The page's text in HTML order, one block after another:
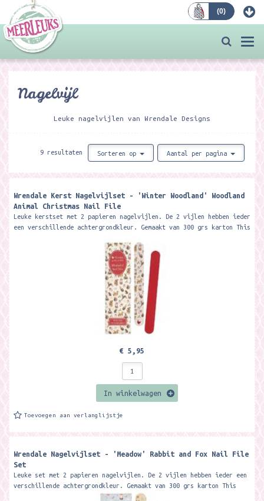
(0)
Nagelvijl
Leuke nagelvijlen van Wrendale Designs
9 resultaten Sorteren op Aantal per pagina
Wrendale Kerst Nagelvijlset - 'Winter Woodland' Woodland
Animal Christmas Nail File ​
Leuke kerstset met 2 papieren nagelvijlen. De 2 vijlen hebben ieder
een verschillende achtergrondkleur. Gemaakt van 300 grs karton This
€ 5,95
In winkelwagen
Toevoegen aan verlanglijstje
Wrendale Nagelvijlset - 'Meadow' Rabbit and Fox Nail File
Set
Leuke set met 2 papieren nagelvijlen. De 2 vijlen hebben ieder een
verschillende achtergrondkleur. Gemaakt van 300 grs karton This